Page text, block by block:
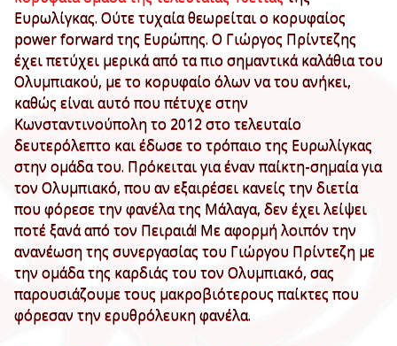
Ευρωλίγκας. Ούτε τυχαία θεωρείται ο κορυφαίος
power forward της Ευρώπης. Ο Γιώργος Πρίντεζης
έχει πετύχει μερικά από τα πιο σημαντικά καλάθια του
Ολυμπιακού, με το κορυφαίο όλων να του ανήκει,
καθώς είναι αυτό που πέτυχε στην
Κωνσταντινούπολη το 2012 στο τελευταίο
δευτερόλεπτο και έδωσε το τρόπαιο της Ευρωλίγκας
στην ομάδα του. Πρόκειται για έναν παίκτη-σημαία για
τον Ολυμπιακό, που αν εξαιρέσει κανείς την διετία
που φόρεσε την φανέλα της Μάλαγα, δεν έχει λείψει
ποτέ ξανά από τον Πειραιά! Με αφορμή λοιπόν την
ανανέωση της συνεργασίας του Γιώργου Πρίντεζη με
την ομάδα της καρδιάς του τον Ολυμπιακό, σας
παρουσιάζουμε τους μακροβιότερους παίκτες που
φόρεσαν την ερυθρόλευκη φανέλα.